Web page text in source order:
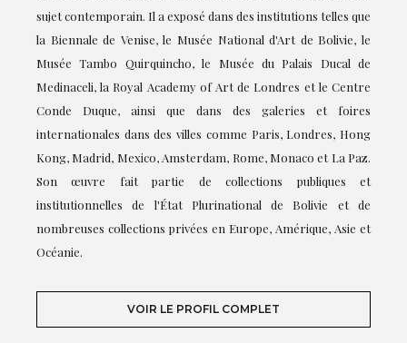
sujet contemporain. Il a exposé dans des institutions telles que
la Biennale de Venise, le Musée National d'Art de Bolivie, le
Musée Tambo Quirquincho, le Musée du Palais Ducal de
Medinaceli, la Royal Academy of Art de Londres et le Centre
Conde Duque, ainsi que dans des galeries et foires
internationales dans des villes comme Paris, Londres, Hong
Kong, Madrid, Mexico, Amsterdam, Rome, Monaco et La Paz.
Son œuvre fait partie de collections publiques et
institutionnelles de l'État Plurinational de Bolivie et de
nombreuses collections privées en Europe, Amérique, Asie et
Océanie.
VOIR LE PROFIL COMPLET